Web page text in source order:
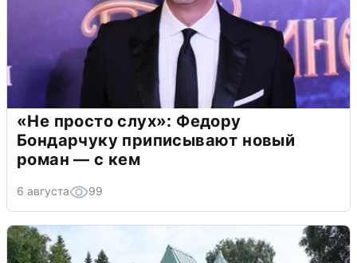
«Не просто слух»: Федору
Бондарчуку приписывают новый
роман — с кем
6 августа 99